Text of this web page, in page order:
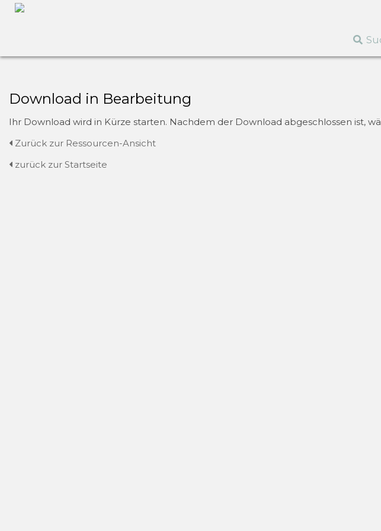
Download in Bearbeitung
Ihr Download wird in Kürze starten. Nachdem der Download abgeschlossen ist,
Zurück zur Ressourcen-Ansicht
zurück zur Startseite